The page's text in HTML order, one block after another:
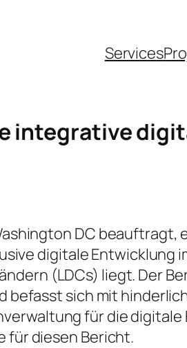
Services
integrative
DC beauftragt,
digitale Entwicklung
(LDCs) liegt. Der
sich mit
für die
für diesen Bericht.